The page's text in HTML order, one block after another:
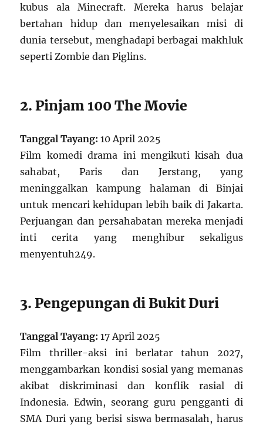
kubus ala Minecraft. Mereka harus belajar
bertahan hidup dan menyelesaikan misi di
dunia tersebut, menghadapi berbagai makhluk
seperti Zombie dan Piglins.
2. Pinjam 100 The Movie
Tanggal Tayang: 10 April 2025
Film komedi drama ini mengikuti kisah dua
sahabat, Paris dan Jerstang, yang
meninggalkan kampung halaman di Binjai
untuk mencari kehidupan lebih baik di Jakarta.
Perjuangan dan persahabatan mereka menjadi
inti cerita yang menghibur sekaligus
menyentuh249.
3. Pengepungan di Bukit Duri
Tanggal Tayang: 17 April 2025
Film thriller-aksi ini berlatar tahun 2027,
menggambarkan kondisi sosial yang memanas
akibat diskriminasi dan konflik rasial di
Indonesia. Edwin, seorang guru pengganti di
SMA Duri yang berisi siswa bermasalah, harus